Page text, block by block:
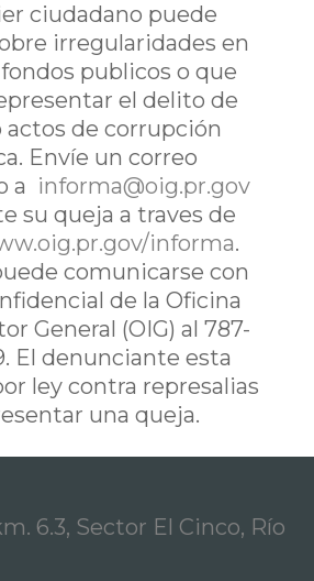
ciudadano puede
irregularidades en
publicos o que
el delito de
actos de corrupción
Envíe un correo
a informa@oig.pr.gov
su queja a traves de
informa.
comunicarse con
de la Oficina
General (OIG) al 787-
El denunciante esta
ley contra represalias
una queja.
6.3, Sector El Cinco, Río